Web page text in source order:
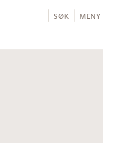
SØK MENY